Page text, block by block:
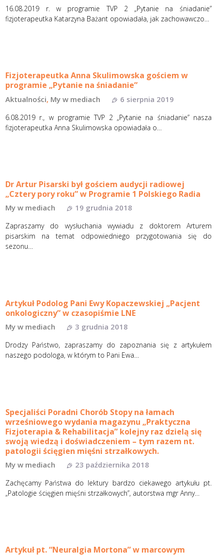
16.08.2019 r. w programie TVP 2 „Pytanie na śniadanie”
fizjoterapeutka Katarzyna Bażant opowiadała, jak zachowawczo…
Fizjoterapeutka Anna Skulimowska gościem w
programie „Pytanie na śniadanie”
Aktualności, My w mediach 6 sierpnia 2019
6.08.2019 r., w programie TVP 2 „Pytanie na śniadanie” nasza
fizjoterapeutka Anna Skulimowska opowiadała o…
Dr Artur Pisarski był gościem audycji radiowej
„Cztery pory roku” w Programie 1 Polskiego Radia
My w mediach 19 grudnia 2018
Zapraszamy do wysłuchania wywiadu z doktorem Arturem
pisarskim na temat odpowiedniego przygotowania się do
sezonu…
Artykuł Podolog Pani Ewy Kopaczewskiej „Pacjent
onkologiczny” w czasopiśmie LNE
My w mediach 3 grudnia 2018
Drodzy Państwo, zapraszamy do zapoznania się z artykułem
naszego podologa, w którym to Pani Ewa…
Specjaliści Poradni Chorób Stopy na łamach
wrześniowego wydania magazynu „Praktyczna
Fizjoterapia & Rehabilitacja” kolejny raz dzielą się
swoją wiedzą i doświadczeniem – tym razem nt.
patologii ścięgien mięśni strzałkowych.
My w mediach 23 października 2018
Zachęcamy Państwa do lektury bardzo ciekawego artykułu pt.
„Patologie ścięgien mięśni strzałkowych”, autorstwa mgr Anny…
Artykuł pt. “Neuralgia Mortona” w marcowym